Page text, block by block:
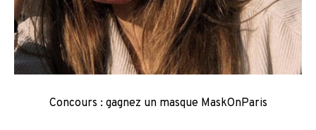
Concours : gagnez un masque MaskOnParis